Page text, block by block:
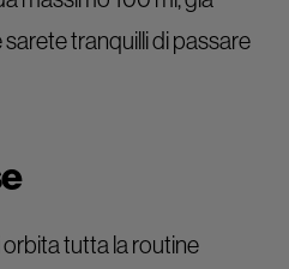
tranquilli di passare
tutta la routine